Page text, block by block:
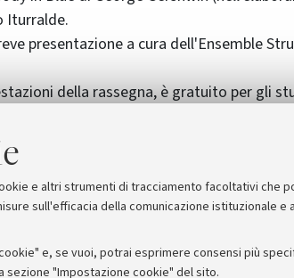
e altri strumenti di tracciamento facoltativi che
sull'efficacia della comunicazione istituzionale e
e, se vuoi, potrai esprimere consensi più
"Impostazione cookie" del sito.
Iturralde.
presentazione a cura dell'Ensemble
della rassegna, è gratuito per gli
Almae Matris in via Barberia n. 4, dal
concerto (orario: dalle 10 alle 12).